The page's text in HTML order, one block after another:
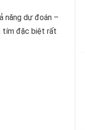
năng dự đoán –
tím đặc biệt rất